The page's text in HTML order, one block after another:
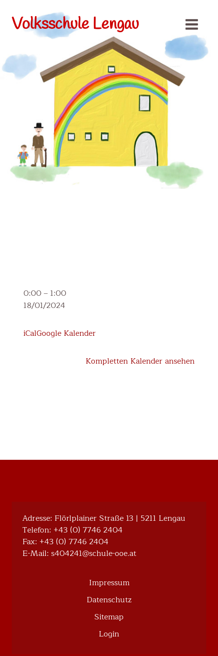
Volksschule Lengau
3.
Klasse:
in
0:00– 1:00
18/01/2024
iCalGoogle Kalender
Kompletten Kalender ansehen
Adresse: Flörlplainer Straße 13 | 5211 Lengau
Telefon: +43 (0) 7746 2404
Fax: +43 (0) 7746 2404
E-Mail:
ta.eoo-eluhcs
@142404s
Impressum
Datenschutz
Sitemap
Login